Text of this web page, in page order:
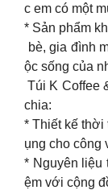
c em có một
* Sản phẩm
bè, gia đình
ộc sống của
Túi K Coffee
chia:
* Thiết kế thời
ụng cho công
* Nguyên liệu
ệm với cộng